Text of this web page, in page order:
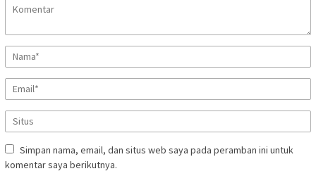
Simpan nama, email, dan situs web saya pada peramban ini untuk
komentar saya berikutnya.